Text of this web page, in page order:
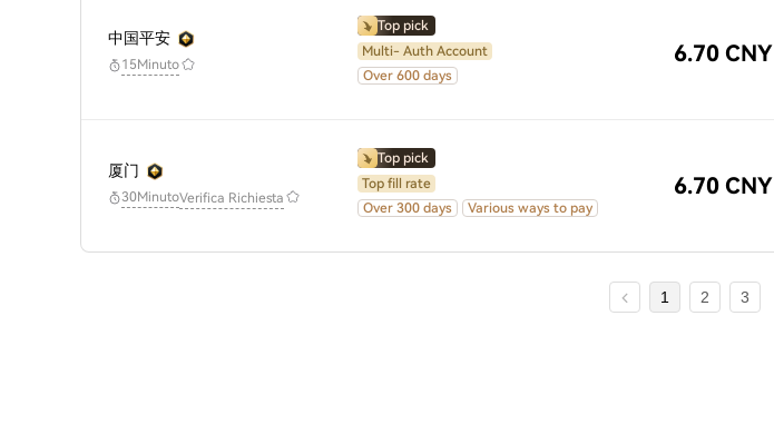
中国平安
15Minuto
Top pick
Multi- Auth Account
Over 600 days
6.70 CNY
厦门
30MinutoVerifica Richiesta
Top pick
Top fill rate
Over 300 days
Various ways to pay
6.70 CNY
1 2 3